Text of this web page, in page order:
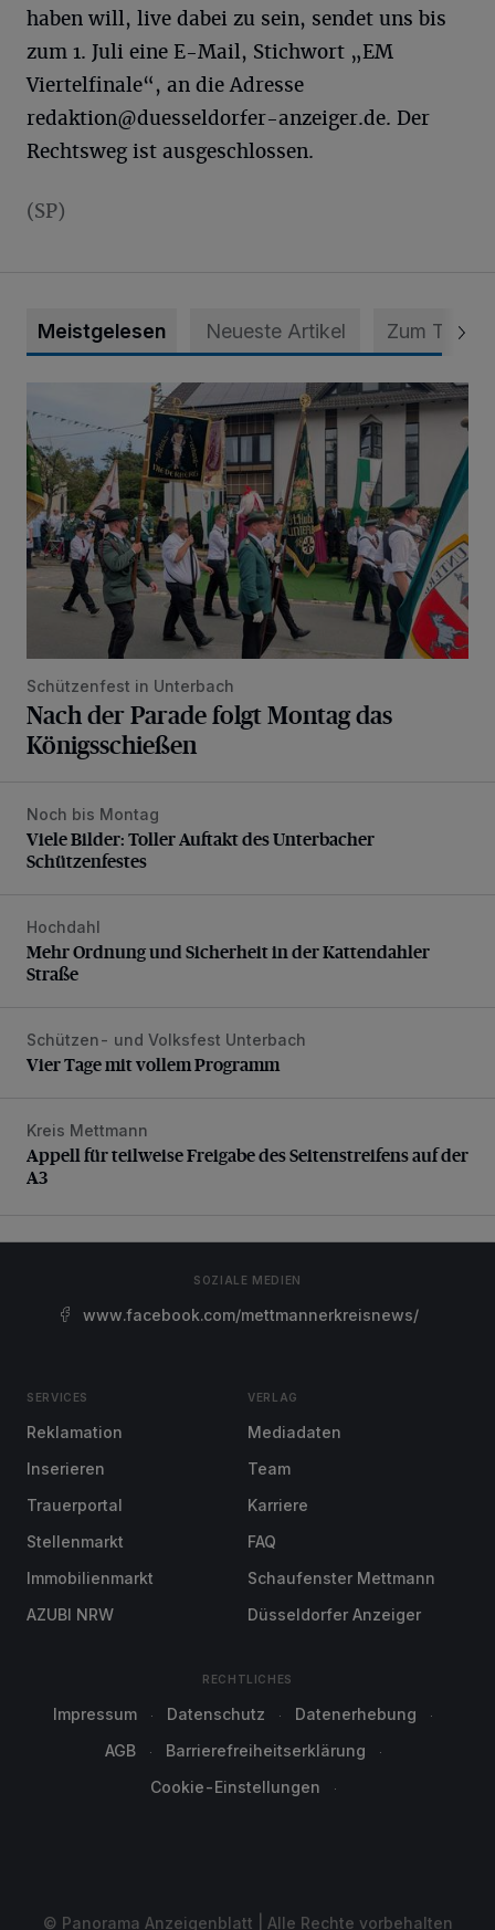
haben will, live dabei zu sein, sendet uns bis
zum 1. Juli eine E-Mail, Stichwort „EM
Viertelfinale“, an die Adresse
redaktion@duesseldorfer-anzeiger.de. Der
Rechtsweg ist ausgeschlossen.
(SP)
Meistgelesen Neueste Artikel Zum Thema
Nach der Parade folgt Montag das Königsschießen
Schützenfest in Unterbach
Nach der Parade folgt Montag das
Königsschießen
Viele Bilder: Toller Auftakt des Unterbacher
Noch bis Montag
Viele Bilder: Toller Auftakt des Unterbacher
Schützenfestes
Mehr Ordnung und Sicherheit in der Kattendahler Straße
Hochdahl
Mehr Ordnung und Sicherheit in der Kattendahler
Straße
Vier Tage mit vollem Programm
Schützen- und Volksfest Unterbach
Vier Tage mit vollem Programm
Appell für teilweise Freigabe des Seitenstreifens auf der A3
Kreis Mettmann
Appell für teilweise Freigabe des Seitenstreifens auf der
A3
SOZIALE MEDIEN
www.facebook.com/mettmannerkreisnews/
SERVICES
Reklamation
Inserieren
Trauerportal
Stellenmarkt
Immobilienmarkt
AZUBI NRW
VERLAG
Mediadaten
Team
Karriere
FAQ
Schaufenster Mettmann
Düsseldorfer Anzeiger
RECHTLICHES
Impressum Datenschutz
Datenerhebung
AGB
Barrierefreiheitserklärung
Cookie-Einstellungen
© Panorama Anzeigenblatt | Alle Rechte vorbehalten